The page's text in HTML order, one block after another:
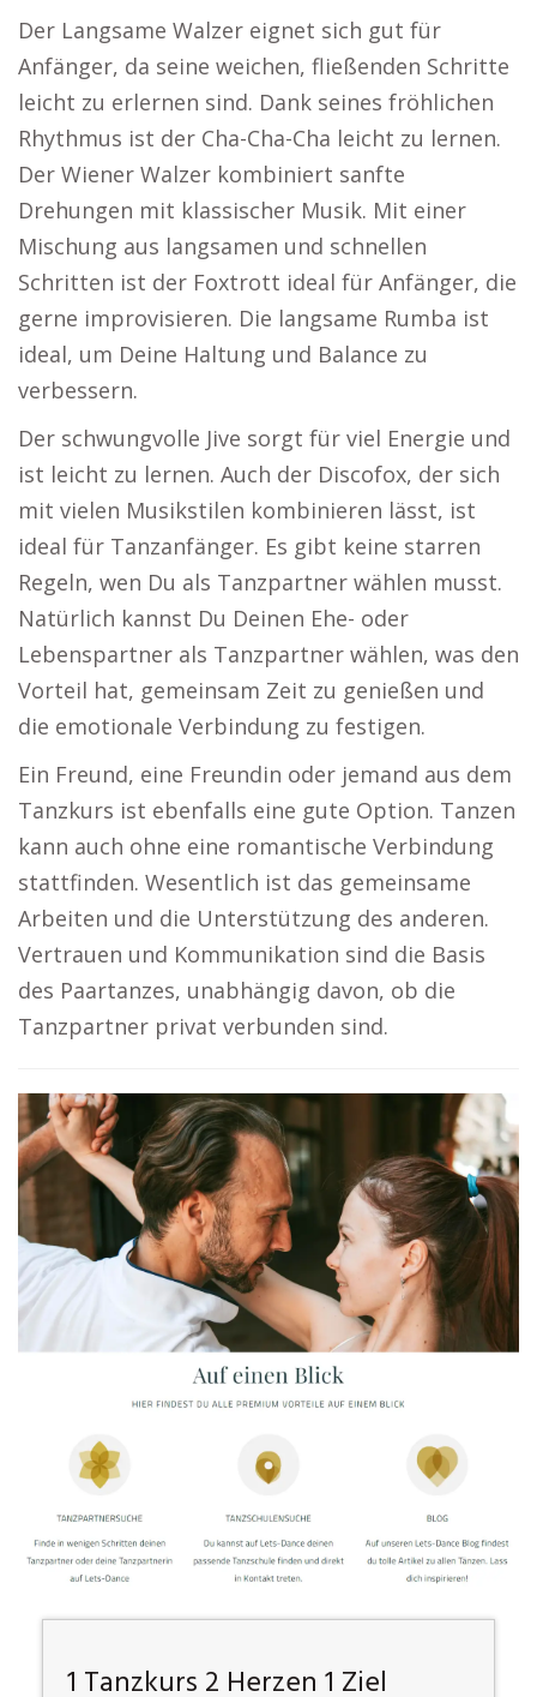
Der Langsame Walzer eignet sich gut für
Anfänger, da seine weichen, fließenden Schritte
leicht zu erlernen sind. Dank seines fröhlichen
Rhythmus ist der Cha-Cha-Cha leicht zu lernen.
Der Wiener Walzer kombiniert sanfte
Drehungen mit klassischer Musik. Mit einer
Mischung aus langsamen und schnellen
Schritten ist der Foxtrott ideal für Anfänger, die
gerne improvisieren. Die langsame Rumba ist
ideal, um Deine Haltung und Balance zu
verbessern.
Der schwungvolle Jive sorgt für viel Energie und
ist leicht zu lernen. Auch der Discofox, der sich
mit vielen Musikstilen kombinieren lässt, ist
ideal für Tanzanfänger. Es gibt keine starren
Regeln, wen Du als Tanzpartner wählen musst.
Natürlich kannst Du Deinen Ehe- oder
Lebenspartner als Tanzpartner wählen, was den
Vorteil hat, gemeinsam Zeit zu genießen und
die emotionale Verbindung zu festigen.
Ein Freund, eine Freundin oder jemand aus dem
Tanzkurs ist ebenfalls eine gute Option. Tanzen
kann auch ohne eine romantische Verbindung
stattfinden. Wesentlich ist das gemeinsame
Arbeiten und die Unterstützung des anderen.
Vertrauen und Kommunikation sind die Basis
des Paartanzes, unabhängig davon, ob die
Tanzpartner privat verbunden sind.
1 Tanzkurs 2 Herzen 1 Ziel